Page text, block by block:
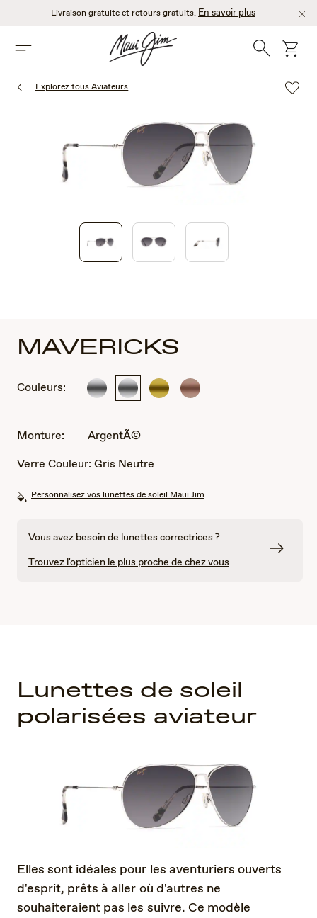
principal
Livraison gratuite et retours gratuits. En savoir plus
Menu Recherche
Explorez tous Aviateurs
MAVERICKS
Couleurs: ArgentÃ©ArgentÃ©
Or
Rose
Monture:
ArgentÃ©
Verre Couleur: Gris Neutre
Personnalisez vos lunettes de soleil Maui Jim
Vous avez besoin de lunettes correctrices ?
Trouvez l'opticien le plus proche de chez vous
Lunettes de soleil
polarisées aviateur
Elles sont idéales pour les aventuriers ouverts
d'esprit, prêts à aller où d'autres ne
souhaiteraient pas les suivre. Ce modèle